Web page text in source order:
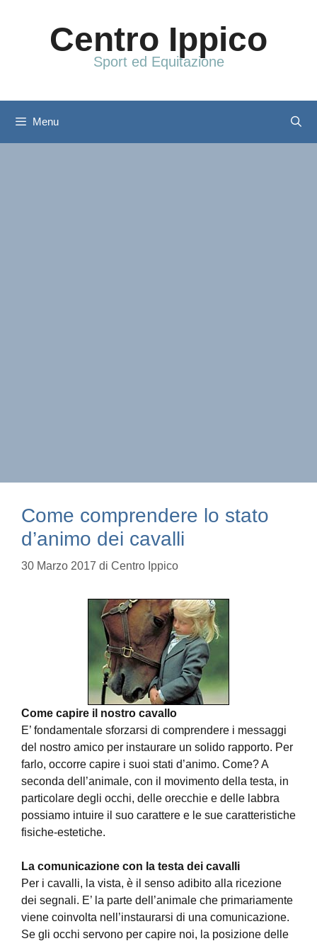
Centro Ippico
Sport ed Equitazione
Menu
Come comprendere lo stato
d’animo dei cavalli
30 Marzo 2017 di Centro Ippico
Come capire il nostro cavallo
E’ fondamentale sforzarsi di comprendere i messaggi
del nostro amico per instaurare un solido rapporto. Per
farlo, occorre capire i suoi stati d’animo. Come? A
seconda dell’animale, con il movimento della testa, in
particolare degli occhi, delle orecchie e delle labbra
possiamo intuire il suo carattere e le sue caratteristiche
fisiche-estetiche.
La comunicazione con la testa dei cavalli
Per i cavalli, la vista, è il senso adibito alla ricezione
dei segnali. E’ la parte dell’animale che primariamente
viene coinvolta nell’instaurarsi di una comunicazione.
Se gli occhi servono per capire noi, la posizione delle